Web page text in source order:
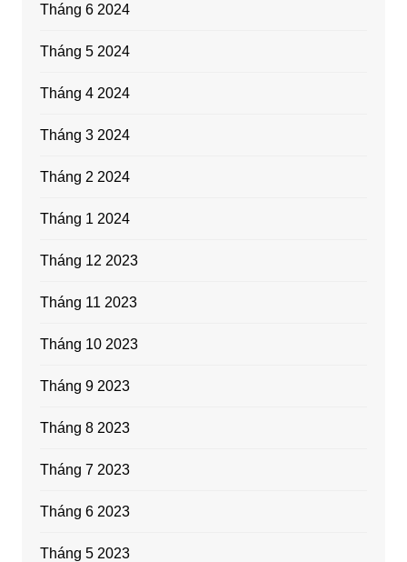
Tháng 6 2024
Tháng 5 2024
Tháng 4 2024
Tháng 3 2024
Tháng 2 2024
Tháng 1 2024
Tháng 12 2023
Tháng 11 2023
Tháng 10 2023
Tháng 9 2023
Tháng 8 2023
Tháng 7 2023
Tháng 6 2023
Tháng 5 2023